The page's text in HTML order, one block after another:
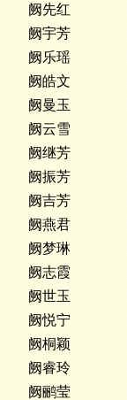
阙先红
阙宇芳
阙乐瑶
阙皓文
阙曼玉
阙云雪
阙继芳
阙振芳
阙吉芳
阙燕君
阙梦琳
阙志霞
阙世玉
阙悦宁
阙桐颖
阙睿玲
阙鹂莹